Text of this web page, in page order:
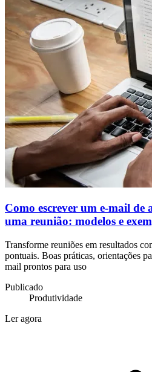
Como escrever um e-mail de
uma reunião: modelos e
Transforme reuniões em resultados
pontuais. Boas práticas, orientações
mail prontos para uso
Publicado
Produtividade
Ler agora